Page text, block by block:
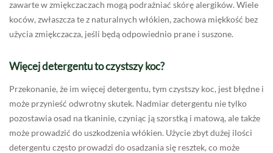
zawarte w zmiękczaczach mogą podrażniać skórę alergików. Wiele
koców, zwłaszcza te z naturalnych włókien, zachowa miękkość bez
użycia zmiękczacza, jeśli będą odpowiednio prane i suszone.
Więcej detergentu to czystszy koc?
Przekonanie, że im więcej detergentu, tym czystszy koc, jest błędne i
może przynieść odwrotny skutek. Nadmiar detergentu nie tylko
pozostawia osad na tkaninie, czyniąc ją szorstką i matową, ale także
może prowadzić do uszkodzenia włókien. Użycie zbyt dużej ilości
detergentu często prowadzi do osadzania się resztek, co może